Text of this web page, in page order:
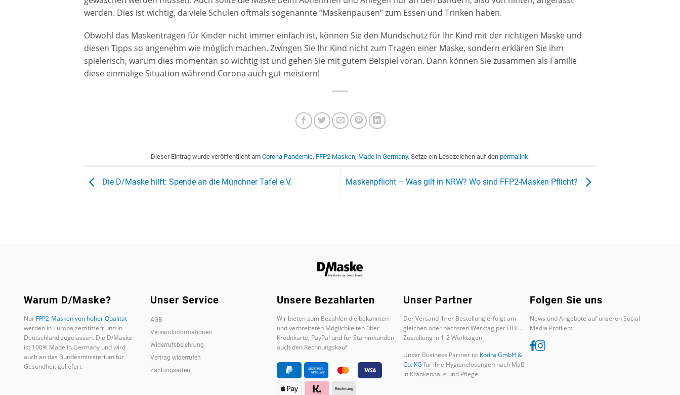
werden. Dies ist wichtig, da viele Schulen oftmals sogenannte “Maskenpausen” zum Essen und Trinken haben.
Obwohl das Maskentragen für Kinder nicht immer einfach ist, können Sie den Mundschutz für Ihr Kind mit der richtigen Maske und
diesen Tipps so angenehm wie möglich machen. Zwingen Sie Ihr Kind nicht zum Tragen einer Maske, sondern erklären Sie ihm
spielerisch, warum dies momentan so wichtig ist und gehen Sie mit gutem Beispiel voran. Dann können Sie zusammen als Familie
diese einmalige Situation während Corona auch gut meistern!
Dieser Eintrag wurde veröffentlicht am Corona Pandemie, FFP2 Masken, Made in Germany. Setze ein Lesezeichen auf den permalink.
Die D/Maske hilft: Spende an die Münchner Tafel e.V. Maskenpflicht – Was gilt in NRW? Wo sind FFP2-Masken Pflicht?
Warum D/Maske?
Nur FFP2-Masken von hoher Qualität
werden in Europa zertifiziert und in
Deutschland zugelassen. Die D/Maske
ist 100% Made in Germany und wird
auch an das Bundesministerium für
Gesundheit geliefert.
Unser Service
AGB
Versandinformationen
Widerrufsbelehrung
Vertrag widerrufen
Zahlungsarten
Unsere Bezahlarten
Wir bieten zum Bezahlen die bekannten
und verbreiteten Möglichkeiten über
Kreditkarte, PayPal und für Stammkunden
auch den Rechnungskauf.
Unser Partner
Der Versand Ihrer Bestellung erfolgt am
gleichen oder nächsten Werktag per DHL .
Zustellung in 1-2 Werktagen.
Unser Business Partner ist Kodra GmbH &
Co. KG für Ihre Hygienelösungen nach Maß
in Krankenhaus und Pflege.
Folgen Sie uns
News und Angebote auf unseren Social
Media Profilen: